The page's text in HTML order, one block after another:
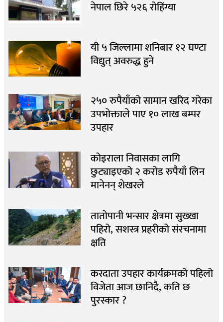
नेपाल छिरे ५२६ रोहिंग्या
यी ५ जिल्लामा शनिबार १२ घण्टा
विद्युत् अवरुद्ध हुने
२५० रुपैयाँको सामान खरिद गरेका
उपभोक्ताले पाए १० लाख बम्पर
उपहार
कोइराला निवासका लागि
छुट्याइएको २ करोड रुपैयाँ लिन
मानेनन् शेखरले
तातोपानी भन्सार क्षेत्रमा सुख्खा
पहिरो, सशस्त्र प्रहरीको संरचनामा
क्षति
करदाता उपहार कार्यक्रमको पहिलो
विजेता आज छानिदै, कति छ
पुरस्कार ?